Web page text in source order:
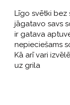
Līgo svētki bez
jāgatavo savs
ir gatava
nepieciešams
Kā arī vari
uz grila